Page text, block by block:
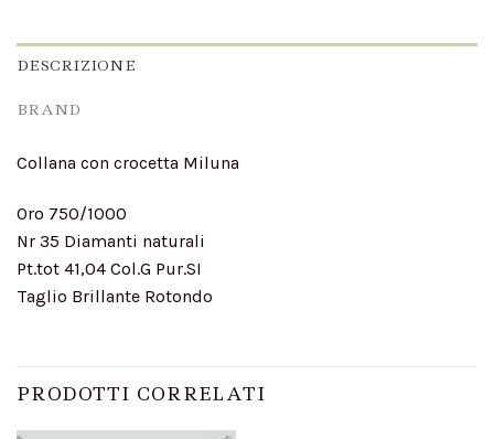
DESCRIZIONE
BRAND
Collana con crocetta Miluna
Oro 750/1000
Nr 35 Diamanti naturali
Pt.tot 41,04 Col.G Pur.SI
Taglio Brillante Rotondo
PRODOTTI CORRELATI